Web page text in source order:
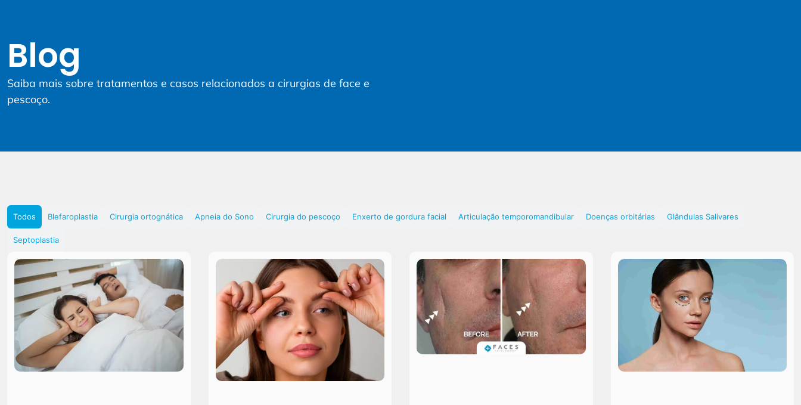
Blog
Saiba mais sobre tratamentos e casos relacionados a cirurgias de face e
pescoço.
Todos Blefaroplastia Cirurgia ortognática Apneia do Sono Cirurgia do pescoço Enxerto de gordura facial Articulação temporomandibular Doenças orbitárias Glândulas Salivares
Septoplastia